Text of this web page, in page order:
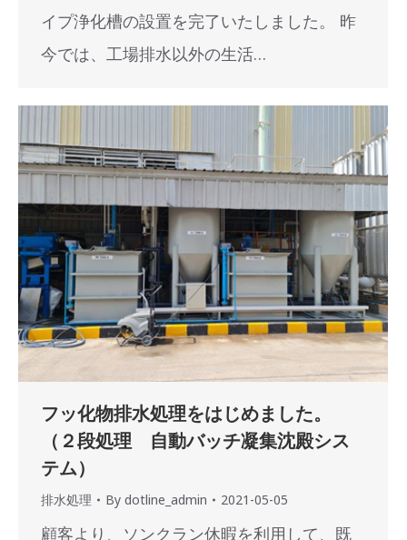
イプ浄化槽の設置を完了いたしました。 昨
今では、工場排水以外の生活…
フッ化物排水処理をはじめました。
（２段処理 自動バッチ凝集沈殿シス
テム）
排水処理 By dotline_admin 2021-05-05
顧客より、ソンクラン休暇を利用して、既